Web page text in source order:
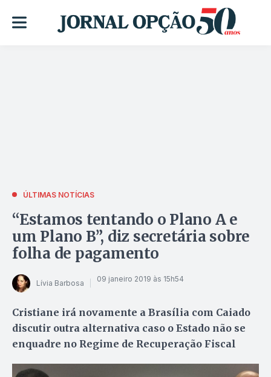
ÚLTIMAS NOTÍCIAS
“Estamos tentando o Plano A e
um Plano B”, diz secretária sobre
folha de pagamento
Lívia Barbosa 09 janeiro 2019 às 15h54
Cristiane irá novamente a Brasília com Caiado
discutir outra alternativa caso o Estado não se
enquadre no Regime de Recuperação Fiscal